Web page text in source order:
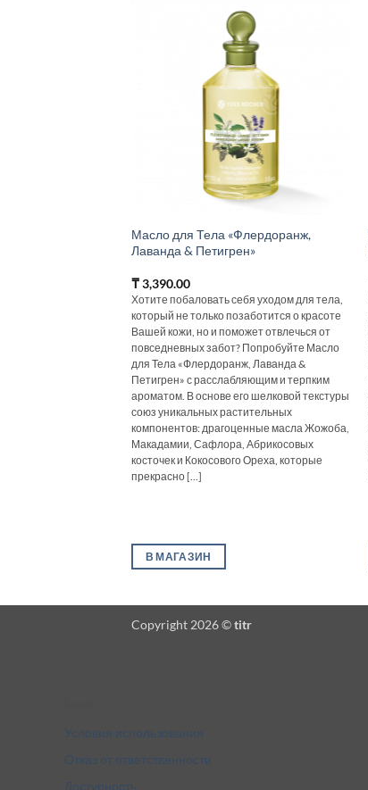
Масло для Тела «Флердоранж,
Лаванда & Петигрен»
₸3,390.00
Хотите побаловать себя уходом для тела,
который не только позаботится о красоте
Вашей кожи, но и поможет отвлечься от
повседневных забот? Попробуйте Масло
для Тела «Флердоранж, Лаванда &
Петигрен» с расслабляющим и терпким
ароматом. В основе его шелковой текстуры
союз уникальных растительных
компонентов: драгоценные масла Жожоба,
Макадамии, Сафлора, Абрикосовых
косточек и Кокосового Ореха, которые
прекрасно [...]
В МАГАЗИН
Copyright 2026 ©titr
Условия использования
Отказ от ответственности
Доступность